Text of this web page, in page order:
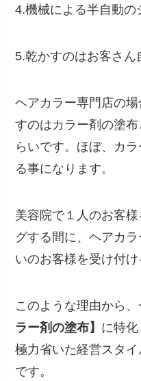
4.機械による半自動の
5.乾かすのはお客さん
ヘアカラー専門店の
すのはカラー剤の塗
らいです。ほぼ、カ
る事になります。
美容院で１人のお客
グする間に、ヘアカ
いのお客様を受け付け
このような理由から
ラー剤の塗布】 に特
極力省いた経営スタイ
です。